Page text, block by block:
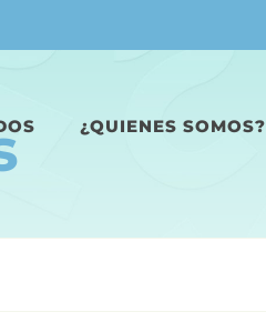
¿QUIENES SOMOS?